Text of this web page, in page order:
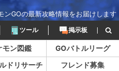
ンGOの最新攻略情報をお届けします
ツール 掲示板
モン図鑑
GOバトルリーグ
ドリサーチ
フレンド募集